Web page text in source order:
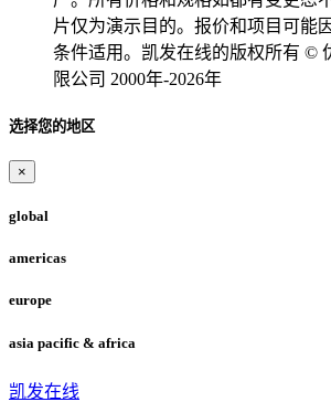
片仅为演示目的。报价和项目可能
条件适用。凯发在线的版权所有 ©
限公司 2000年-2026年
选择您的地区
×
global
americas
europe
asia pacific & africa
凯发在线